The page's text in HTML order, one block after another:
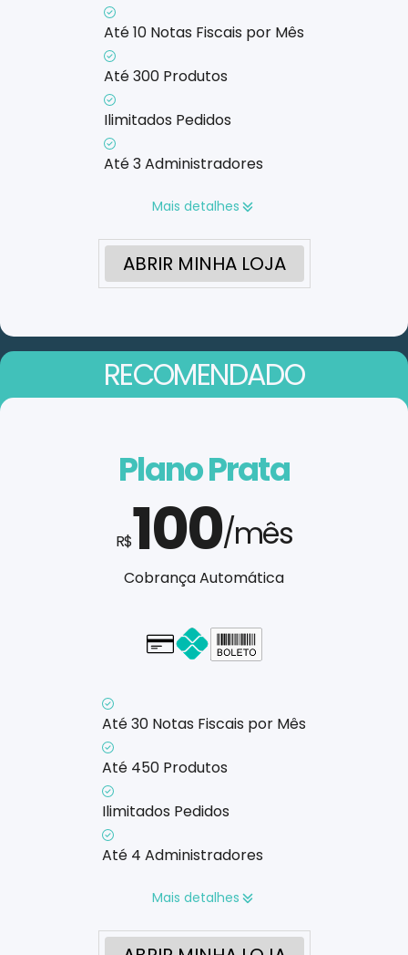
Até 10 Notas Fiscais por Mês
Até 300 Produtos
Ilimitados Pedidos
Até 3 Administradores
Mais detalhes
ABRIR MINHA LOJA
RECOMENDADO
Plano Prata
R$100/mês
Cobrança Automática
Cartão - em até 1x
Até 30 Notas Fiscais por Mês
Até 450 Produtos
Ilimitados Pedidos
Até 4 Administradores
Mais detalhes